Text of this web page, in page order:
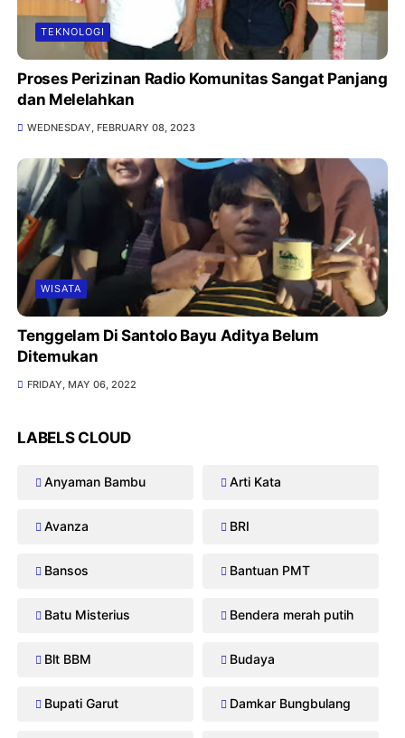
TEKNOLOGI
Proses Perizinan Radio Komunitas Sangat Panjang
dan Melelahkan
WEDNESDAY, FEBRUARY 08, 2023
WISATA
Tenggelam Di Santolo Bayu Aditya Belum
Ditemukan
FRIDAY, MAY 06, 2022
LABELS CLOUD
Anyaman Bambu Arti Kata
Avanza BRI
Bansos Bantuan PMT
Batu Misterius Bendera merah putih
Blt BBM Budaya
Bupati Garut Damkar Bungbulang